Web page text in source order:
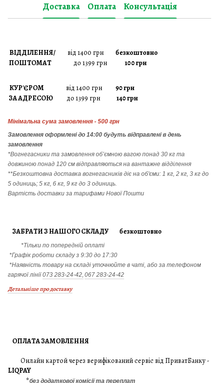
Доставка Оплата Консультація
ВІДДІЛЕННЯ/ від 1400 грн безкоштовно
ПОШТОМАТ до 1399 грн 100 грн
КУР'ЄРОМ від 1400 грн 90 грн
ЗА АДРЕСОЮ до 1399 грн 140 грн
Мінімальна сума замовлення - 500 грн
Замовлення оформлені до 14:00 будуть відправлені в день
замовлення
*Вогнегасники та замовлення об’ємною вагою понад 30 кг та
довжиною понад 120 см відправляються на вантажне відділення
**Безкоштовна доставка вогнегасників діє на об'єми: 1 кг, 2 кг, 3 кг до
5 одиниць; 5 кг, 6 кг, 9 кг до 3 одиниць.
Вартість доставки за тарифами Нової Пошти
ЗАБРАТИ З НАШОГО СКЛАДУ безкоштовно
*Тільки по попередній оплаті
*Графік роботи складу з 9:30 до 17:30
*Наявність товару на складі уточнюйте в чаті, або за телефоном
гарячої лінії073 283-24-42, 067 283-24-42
Детальніше про доставку
ОПЛАТА ЗАМОВЛЕННЯ
Онлайн картой через верифікований сервіс від ПриватБанку -
LIQPAY
*без додаткової комісії та переплат